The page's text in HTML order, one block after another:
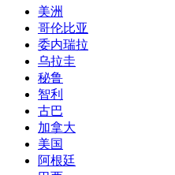
美洲
哥伦比亚
委内瑞拉
乌拉圭
秘鲁
智利
古巴
加拿大
美国
阿根廷